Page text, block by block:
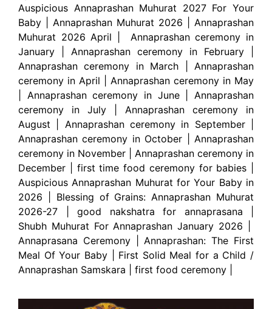
Auspicious Annaprashan Muhurat 2027 For Your
Baby | Annaprashan Muhurat 2026 | Annaprashan
Muhurat 2026 April | Annaprashan ceremony in
January | Annaprashan ceremony in February |
Annaprashan ceremony in March | Annaprashan
ceremony in April | Annaprashan ceremony in May
| Annaprashan ceremony in June | Annaprashan
ceremony in July | Annaprashan ceremony in
August | Annaprashan ceremony in September |
Annaprashan ceremony in October | Annaprashan
ceremony in November | Annaprashan ceremony in
December | first time food ceremony for babies |
Auspicious Annaprashan Muhurat for Your Baby in
2026 | Blessing of Grains: Annaprashan Muhurat
2026-27 | good nakshatra for annaprasana |
Shubh Muhurat For Annaprashan January 2026 |
Annaprasana Ceremony | Annaprashan: The First
Meal Of Your Baby | First Solid Meal for a Child /
Annaprashan Samskara | first food ceremony |